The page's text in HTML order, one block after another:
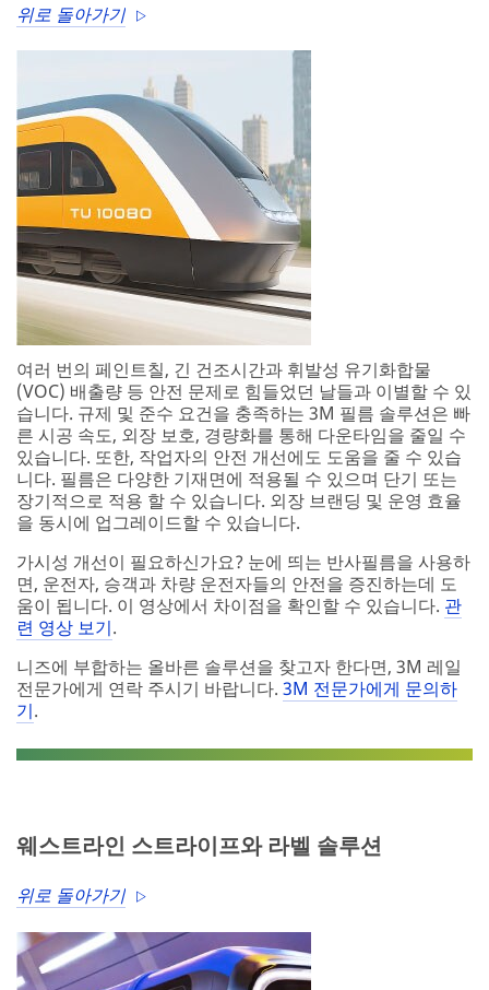
위로 돌아가기
여러 번의 페인트칠, 긴 건조시간과 휘발성 유기화합물
(VOC) 배출량 등 안전 문제로 힘들었던 날들과 이별할 수 있
습니다. 규제 및 준수 요건을 충족하는 3M 필름 솔루션은 빠
른 시공 속도, 외장 보호, 경량화를 통해 다운타임을 줄일 수
있습니다. 또한, 작업자의 안전 개선에도 도움을 줄 수 있습
니다. 필름은 다양한 기재면에 적용될 수 있으며 단기 또는
장기적으로 적용 할 수 있습니다. 외장 브랜딩 및 운영 효율
을 동시에 업그레이드할 수 있습니다.
가시성 개선이 필요하신가요? 눈에 띄는 반사필름을 사용하
면, 운전자, 승객과 차량 운전자들의 안전을 증진하는데 도
움이 됩니다. 이 영상에서 차이점을 확인할 수 있습니다. 관
련 영상 보기.
니즈에 부합하는 올바른 솔루션을 찾고자 한다면, 3M 레일
전문가에게 연락 주시기 바랍니다. 3M 전문가에게 문의하
기.
웨스트라인 스트라이프와 라벨 솔루션
위로 돌아가기